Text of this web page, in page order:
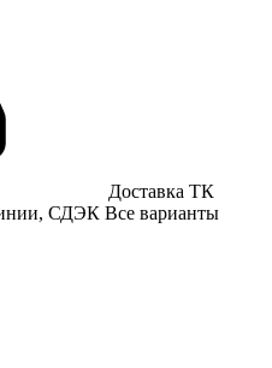
Доставка ТК
СДЭК Все варианты